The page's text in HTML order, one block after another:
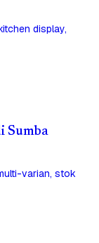
display,
Sumba
varian, stok